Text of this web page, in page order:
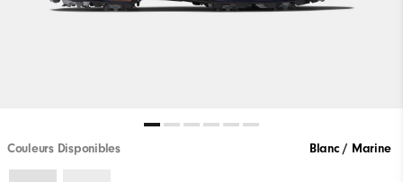
Couleurs Disponibles Blanc / Marine